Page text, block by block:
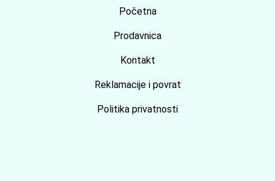
Početna
Prodavnica
Kontakt
Reklamacije i povrat
Politika privatnosti